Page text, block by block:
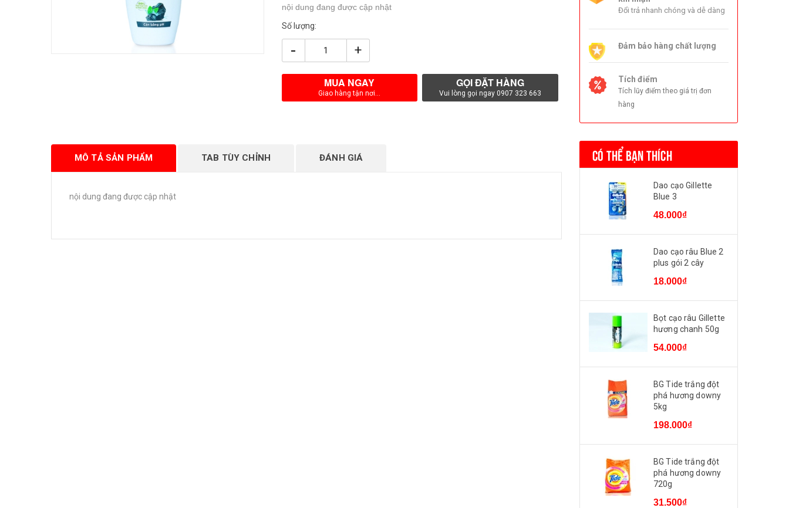
nội dung đang được cập nhật
Số lượng:
- +
MUA NGAY
Giao hàng tận nơi...
GỌI ĐẶT HÀNG
Vui lòng gọi ngay 0907 323 663
MÔ TẢ SẢN PHẨM TAB TÙY CHỈNH ĐÁNH GIÁ
nội dung đang được cập nhật
Đổi trả nhanh chóng và dễ dàng
Đảm bảo hàng chất lượng
Tích điểm
Tích lũy điểm theo giá trị đơn
hàng
CÓ THỂ BẠN THÍCH
Dao cạo Gillette
Blue 3
48.000₫
Dao cạo râu Blue 2
plus gói 2 cây
18.000₫
Bọt cạo râu Gillette
hương chanh 50g
54.000₫
BG Tide trắng đột
phá hương downy
5kg
198.000₫
BG Tide trắng đột
phá hương downy
720g
31.500₫